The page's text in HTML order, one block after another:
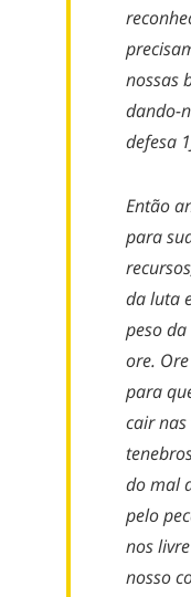
nossas
dando-
defesa
Então
para
da luta
peso
ore.
para
cair
do mal
pelo
nos
nosso